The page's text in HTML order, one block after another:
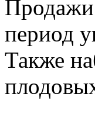
Продажи
период
Также